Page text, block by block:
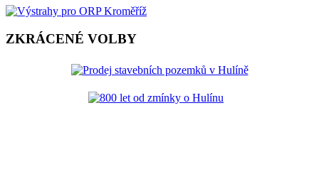
ZKRÁCENÉ VOLBY